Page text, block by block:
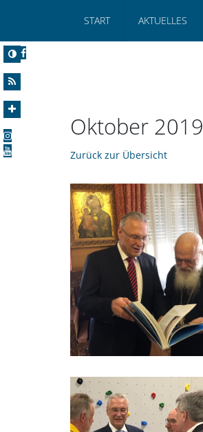
START AKTUELLES
Oktober 2019
Zurück zur Übersicht